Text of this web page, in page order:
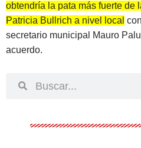
obtendría la pata más fuerte de
Patricia Bullrich a nivel local
secretario municipal Mauro
acuerdo.